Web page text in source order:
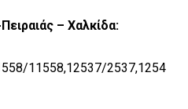
– Χαλκίδα:
11558,12537/2537,1254